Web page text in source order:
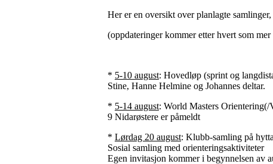
Her er en oversikt over planlagte
(oppdateringer kommer etter hvert som
* 5-10 august: Hovedløp (sprint og
Stine, Hanne Helmine og Johannes deltar.
* 5-14 august: World Masters Orientering(/
9 Nidarøstere er påmeldt
* Lørdag 20 august: Klubb-samling på
Sosial samling med orienteringsaktiviteter
Egen invitasjon kommer i begynnelsen av